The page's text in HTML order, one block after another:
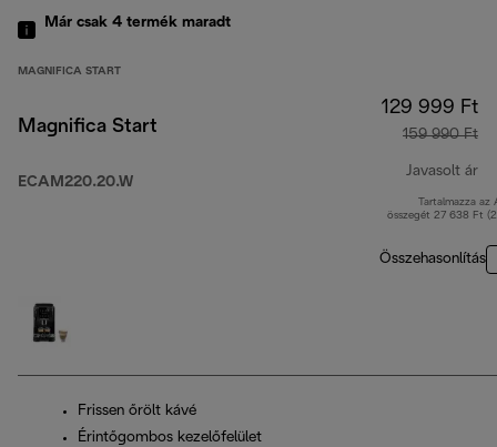
Már csak 4 termék maradt
MAGNIFICA START
Magnifica Start
ECAM220.20.W
129 999 Ft
159 990 Ft
Javasolt ár
Tartalmazza az
összegét 27 638 Ft
Összehasonlítás
Frissen őrölt kávé
Érintőgombos kezelőfelület